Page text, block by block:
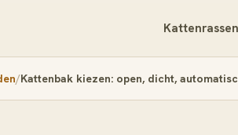
Kattenrassen
Kattenbak kiezen: open, dicht,